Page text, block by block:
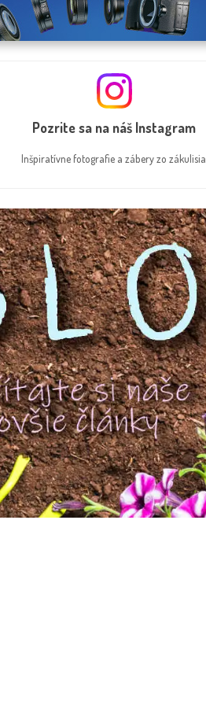
Pozrite sa na náš Instagram
Inšpiratívne fotografie a zábery zo zákulisia.